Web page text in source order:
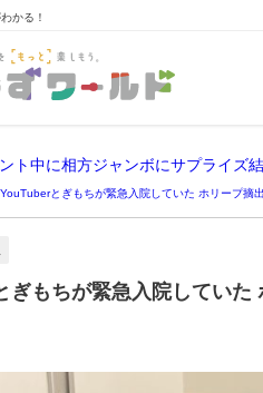
かる！
ト中に相方ジャンボにサプライズ
とぎもちが緊急入院していた ホリープ摘
ぎもちが緊急入院していた